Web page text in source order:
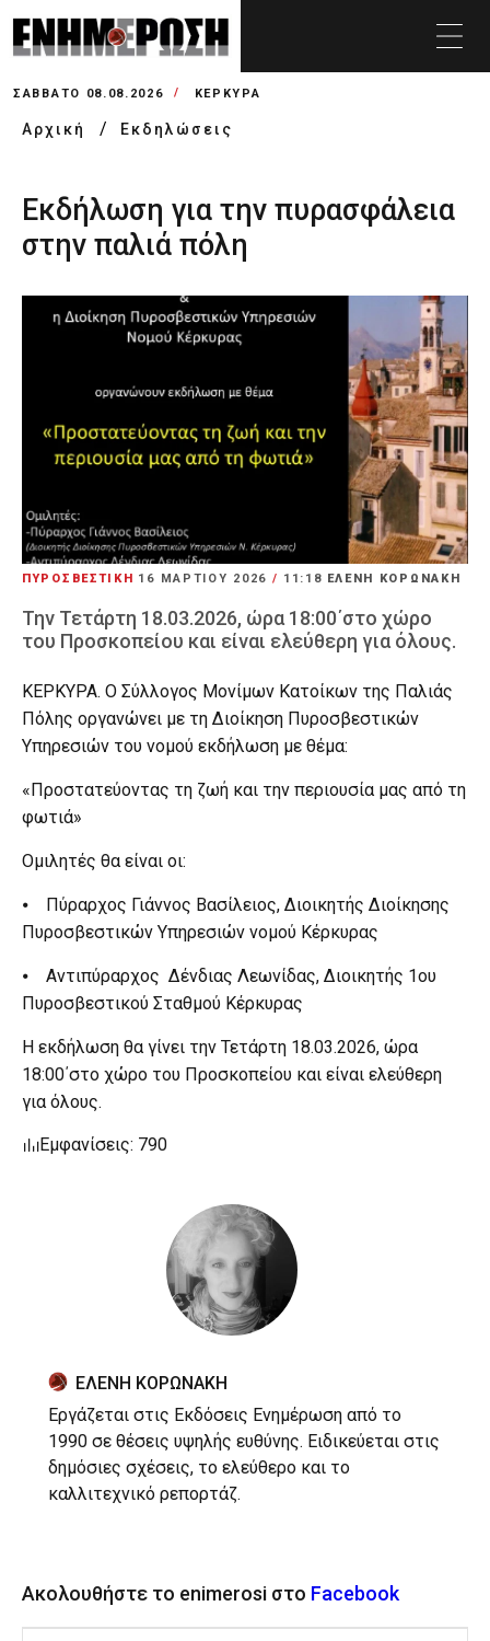
ΣΆΒΒΑΤΟ 08.08.2026 ΚΕΡΚΥΡΑ
Αρχική Εκδηλώσεις
Εκδήλωση για την πυρασφάλεια
στην παλιά πόλη
ΠΥΡΟΣΒΕΣΤΙΚΗ 16 ΜΑΡΤΊΟΥ 2026 / 11:18 ΕΛΕΝΗ ΚΟΡΩΝΑΚΗ
Την Τετάρτη 18.03.2026, ώρα 18:00΄στο χώρο
του Προσκοπείου και είναι ελεύθερη για όλους.
ΚΕΡΚΥΡΑ. Ο Σύλλογος Μονίμων Κατοίκων της Παλιάς
Πόλης οργανώνει με τη Διοίκηση Πυροσβεστικών
Υπηρεσιών του νομού εκδήλωση με θέμα:
«Προστατεύοντας τη ζωή και την περιουσία μας από τη
φωτιά»
Ομιλητές θα είναι οι:
⦁ Πύραρχος Γιάννος Βασίλειος, Διοικητής Διοίκησης
Πυροσβεστικών Υπηρεσιών νομού Κέρκυρας
⦁ Αντιπύραρχος Δένδιας Λεωνίδας, Διοικητής 1ου
Πυροσβεστικού Σταθμού Κέρκυρας
Η εκδήλωση θα γίνει την Τετάρτη 18.03.2026, ώρα
18:00΄στο χώρο του Προσκοπείου και είναι ελεύθερη
για όλους.
Εμφανίσεις: 790
ΕΛΕΝΗ ΚΟΡΩΝΑΚΗ
Εργάζεται στις Εκδόσεις Ενημέρωση από το
1990 σε θέσεις υψηλής ευθύνης. Ειδικεύεται στις
δημόσιες σχέσεις, το ελεύθερο και το
καλλιτεχνικό ρεπορτάζ.
Ακολουθήστε το enimerosi στο Facebook